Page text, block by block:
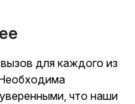
для каждого из
что наши